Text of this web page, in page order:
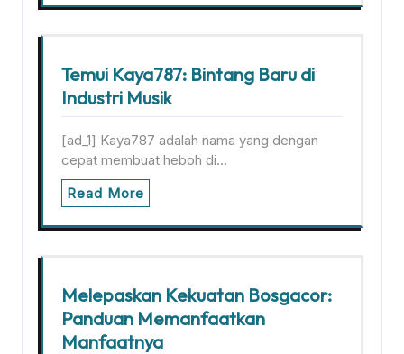
Temui Kaya787: Bintang Baru di
Industri Musik
[ad_1] Kaya787 adalah nama yang dengan
cepat membuat heboh di…
Read More
Melepaskan Kekuatan Bosgacor:
Panduan Memanfaatkan
Manfaatnya